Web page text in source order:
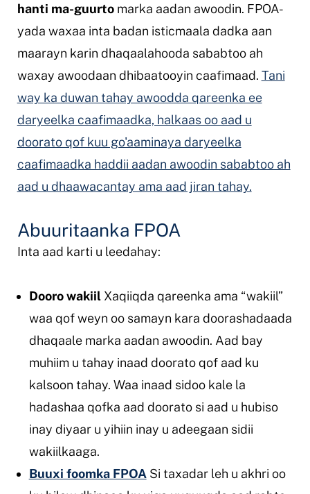
hanti ma-guurtomarka aadan awoodin. FPOA-
yada waxaa inta badan isticmaala dadka aan
maarayn karin dhaqaalahooda sababtoo ah
waxay awoodaan dhibaatooyin caafimaad. Tani
way ka duwan tahay awoodda qareenka ee
daryeelka caafimaadka, halkaas oo aad u
doorato qof kuu go'aaminaya daryeelka
caafimaadka haddii aadan awoodin sababtoo ah
aad u dhaawacantay ama aad jiran tahay.
Abuuritaanka FPOA
Inta aad karti u leedahay:
Dooro wakiilXaqiiqda qareenka ama “wakiil”
waa qof weyn oo samayn kara doorashadaada
dhaqaale marka aadan awoodin. Aad bay
muhiim u tahay inaad doorato qof aad ku
kalsoon tahay. Waa inaad sidoo kale la
hadashaa qofka aad doorato si aad u hubiso
inay diyaar u yihiin inay u adeegaan sidii
wakiilkaaga.
Buuxi foomka FPOA Si taxadar leh u akhri oo